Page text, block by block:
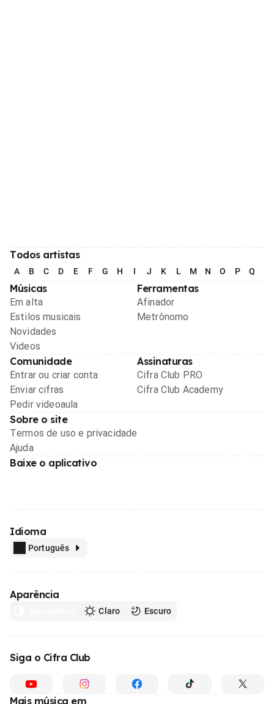
Todos artistas
A B C D E F G H I J K L M N O P Q
Músicas
Em alta
Estilos musicais
Novidades
Videos
Ferramentas
Afinador
Metrônomo
Comunidade
Entrar ou criar conta
Enviar cifras
Pedir videoaula
Assinaturas
Cifra Club PRO
Cifra Club Academy
Sobre o site
Termos de uso e privacidade
Ajuda
Baixe o aplicativo
Idioma
Português
Aparência
Claro Escuro
Siga o Cifra Club
Mais música em